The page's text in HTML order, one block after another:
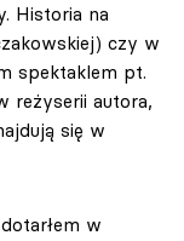
Historia na
czy w
spektaklem pt.
reżyserii autora,
się w
w